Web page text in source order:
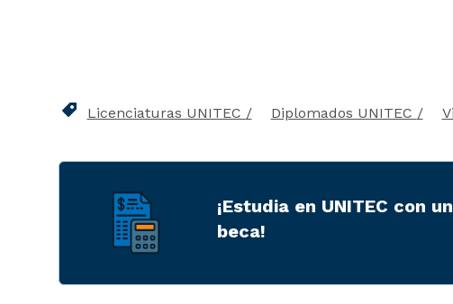
Licenciaturas UNITEC Diplomados UNITEC
¡Estudia en UNITEC con
beca!